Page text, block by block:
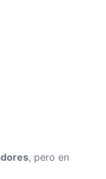
, pero en